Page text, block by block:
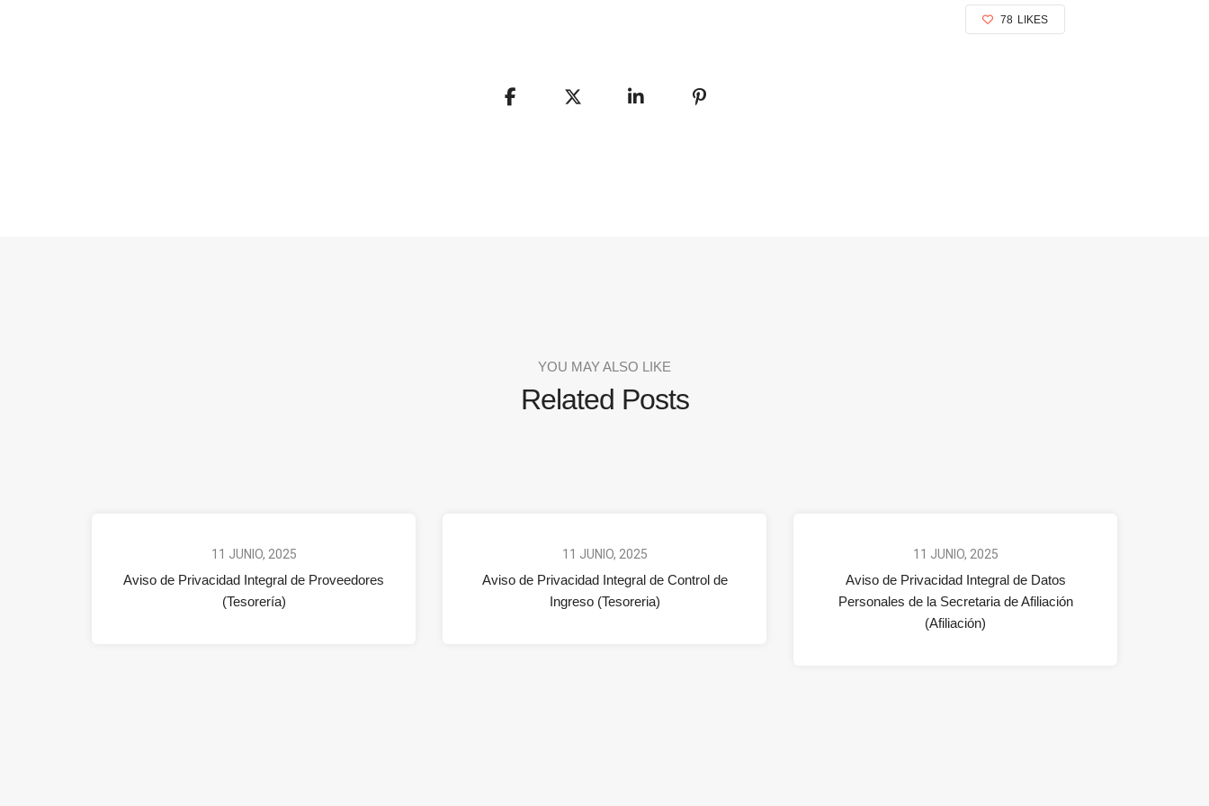
78 LIKES
YOU MAY ALSO LIKE
Related Posts
11 JUNIO, 2025
Aviso de Privacidad Integral de Proveedores
(Tesorería)
11 JUNIO, 2025
Aviso de Privacidad Integral de Control de
Ingreso (Tesoreria)
11 JUNIO, 2025
Aviso de Privacidad Integral de Datos
Personales de la Secretaria de Afiliación
(Afiliación)